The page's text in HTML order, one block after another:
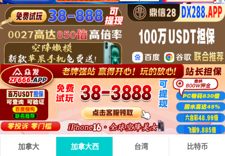
加拿大 加拿大西 台湾 比特币